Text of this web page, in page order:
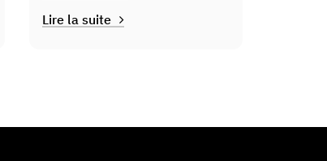
Lire la suite